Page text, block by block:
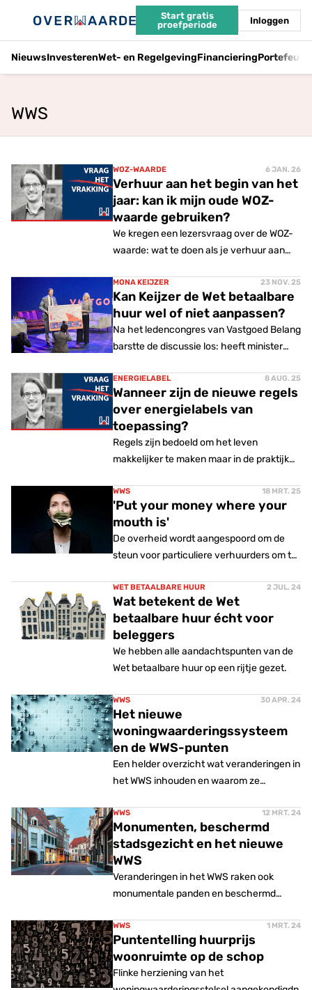
Start gratis
proefperiode
Inloggen
NieuwsInvesterenWet- en RegelgevingFinanciering
WWS
WOZ-WAARDE 6 JAN. 26
Verhuur aan het begin van het
jaar: kan ik mijn oude WOZ-
waarde gebruiken?
We kregen een lezersvraag over de WOZ-
waarde: wat te doen als je verhuur aan
waarde moet je dan berekenen voor de
puntentelling. Laurens Vrakking, advocaat
bij IJzer advocaten, geeft antwoord.
MONA KEIJZER 23 NOV. 25
Kan Keijzer de Wet betaalbare
huur wel of niet aanpassen?
Na het ledencongres van Vastgoed Belang
barstte de discussie los: heeft minister
Kamer nodig om de Wet betaalbare huur
aan te passen en de voor verhuurders zo
hoognodige verlichting te brengen?
ENERGIELABEL 8 AUG. 25
Wanneer zijn de nieuwe regels
over energielabels van
toepassing?
Regels zijn bedoeld om het leven
makkelijker te maken maar in de praktijk
Hoe meer regels hoe onduidelijker de
interpretatie. Dus hoe zit het nou? Zijn de
nieuwe regels in het WWS over
energielabels ook van toepassing bij de
toetsing van de aanvangshuurprijs vóór 1
WWS 18 MRT. 25
'Put your money where your
mouth is'
De overheid wordt aangespoord om de
steun voor particuliere verhuurders om te
effectief kan worden gestimuleerd.
WET BETAALBARE HUUR 2 JUL. 24
Wat betekent de Wet
betaalbare huur écht voor
beleggers
We hebben alle aandachtspunten van de
Wet betaalbare huur op een rijtje gezet.
WWS 30 APR. 24
Het nieuwe
woningwaarderingssysteem
en de WWS-punten
Een helder overzicht wat veranderingen in
het WWS inhouden en waarom ze
WWS 12 MRT. 24
Monumenten, beschermd
stadsgezicht en het nieuwe
WWS
Veranderingen in het WWS raken ook
monumentale panden en beschermd
Özmen Kenç van IJzer advocaten.
WWS 1 MRT. 24
Puntentelling huurprijs
woonruimte op de schop
Flinke herziening van het